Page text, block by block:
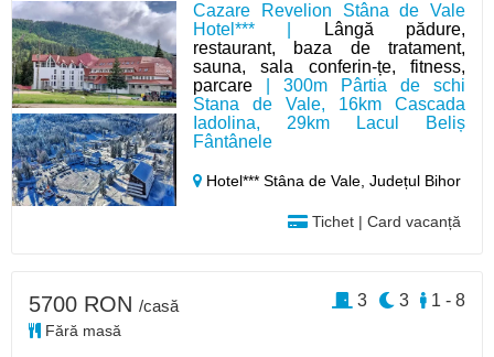
Cazare Revelion Stâna de Vale
Hotel*** |
Lângă pădure,
restaurant, baza de tratament,
sauna, sala conferin-țe, fitness,
parcare | 300m Pârtia de schi
Stana de Vale, 16km Cascada
Iadolina, 29km Lacul Beliș
Fântânele
Hotel*** Stâna de Vale,Județul Bihor
Tichet | Card vacanță
5700 RON /casă
Fără masă
1 - 8
3
3